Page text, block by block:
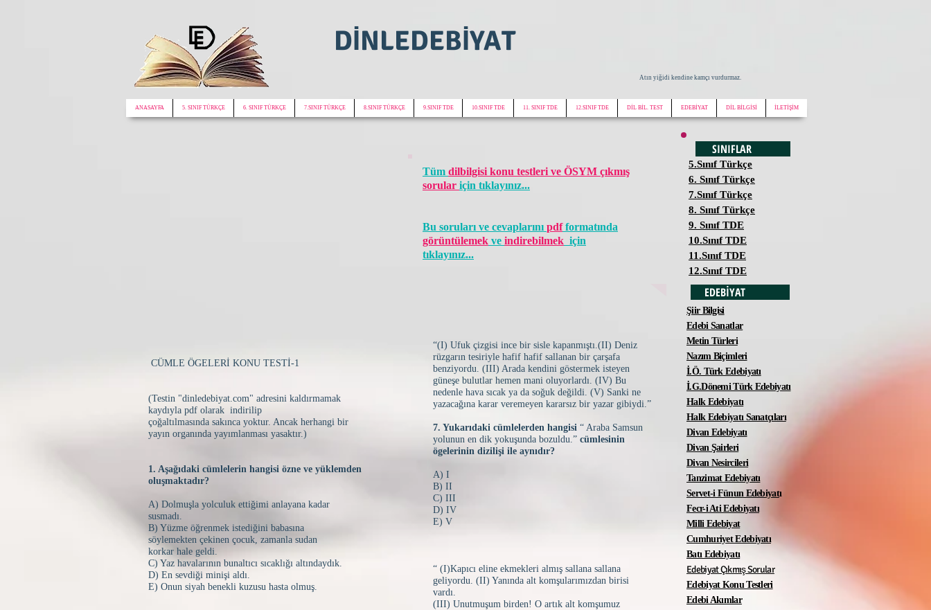
DİNLEDEBİYAT
Atın yiğidi kendine kamçı vurdurmaz.
ANASAYFA 5. SINIF TÜRKÇE 6. SINIF TÜRKÇE 7.SINIF TÜRKÇE 8.SINIF TÜRKÇE 9.SINIF TDE 10.SINIF TDE 11. SINIF TDE 12.SINIF TDE DİL BİL. TEST EDEBİYAT DİL BİLGİSİ İLETİŞİM
CÜMLE ÖGELERİ KONU TESTİ-1
(Testin "dinledebiyat.com" adresini kaldırmamak
kaydıyla pdf olarak indirilip
çoğaltılmasında sakınca yoktur. Ancak herhangi bir
yayın organında yayımlanması yasaktır.)
1. Aşağıdaki cümlelerin hangisi özne ve yüklemden
oluşmaktadır?
A) Dolmuşla yolculuk ettiğimi anlayana kadar
susmadı.
B) Yüzme öğrenmek istediğini babasına
söylemekten çekinen çocuk, zamanla sudan
korkar hale geldi.
C) Yaz havalarının bunaltıcı sıcaklığı altındaydık.
D) En sevdiği minişi aldı.
E) Onun siyah benekli kuzusu hasta olmuş.
Tüm dilbilgisi konu testleri ve ÖSYM çıkmış
sorular için tıklayınız...
Bu soruları ve cevaplarını pdfformatında
görüntülemek ve indirebilmek için
tıklayınız...
“(I) Ufuk çizgisi ince bir sisle kapanmıştı.(II) Deniz
rüzgarın tesiriyle hafif hafif sallanan bir çarşafa
benziyordu. (III) Arada kendini göstermek isteyen
güneşe bulutlar hemen mani oluyorlardı. (IV) Bu
nedenle hava sıcak ya da soğuk değildi. (V) Sanki ne
yazacağına karar veremeyen kararsız bir yazar gibiydi.”
7. Yukarıdaki cümlelerden hangisi “ Araba Samsun
yolunun en dik yokuşunda bozuldu.” cümlesinin
ögelerinin dizilişi ile aynıdır?
A) I
B) II
C) III
D) IV
E) V
“ (I)Kapıcı eline ekmekleri almış sallana sallana
geliyordu. (II) Yanında alt komşularımızdan birisi
vardı.
(III) Unutmuşum birden! O artık alt komşumuz
SINIFLAR
5.Sınıf Türkçe
6. Sınıf Türkçe
7.Sınıf Türkçe
8. Sınıf Türkçe
9. Sınıf TDE
10.Sınıf TDE
11.Sınıf TDE
12.Sınıf TDE
EDEBİYAT
Şiir Bilgisi
Edebi Sanatlar
Metin Türleri
Nazım Biçimleri
İ.Ö. Türk Edebiyatı
İ.G.Dönemi Türk Edebiyatı
Halk Edebiyatı
Halk Edebiyatı Sanatçıları
Divan Edebiyatı
Divan Şairleri
Divan Nesircileri
Tanzimat Edebiyatı
Servet-i Fünun Edebiyatı
Fecr-i Ati Edebiyatı
Milli Edebiyat
Cumhuriyet Edebiyatı
Batı Edebiyatı
Edebiyat Çıkmış Sorular
Edebiyat Konu Testleri
Edebi Akımlar